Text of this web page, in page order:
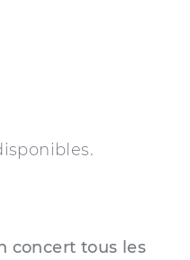
concert tous les